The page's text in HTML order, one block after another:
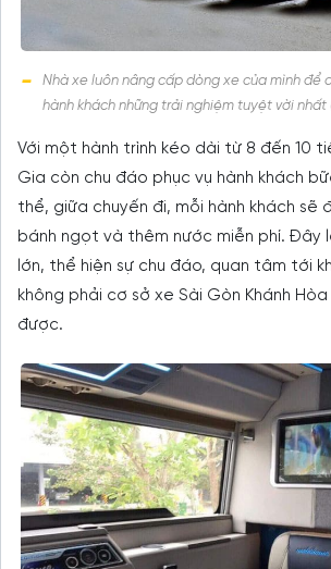
Nhà xe luôn nâng cấp dòng xe của mình để
hành khách những trải nghiệm tuyệt vời nhất
Với một hành trình kéo dài từ 8 đến 10
Gia còn chu đáo phục vụ hành khách
thể, giữa chuyến đi, mỗi hành khách sẽ
bánh ngọt và thêm nước miễn phí. Đây
lớn, thể hiện sự chu đáo, quan tâm tới
không phải cơ sở xe Sài Gòn Khánh
được.